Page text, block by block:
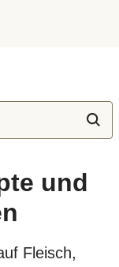
und
Fleisch,